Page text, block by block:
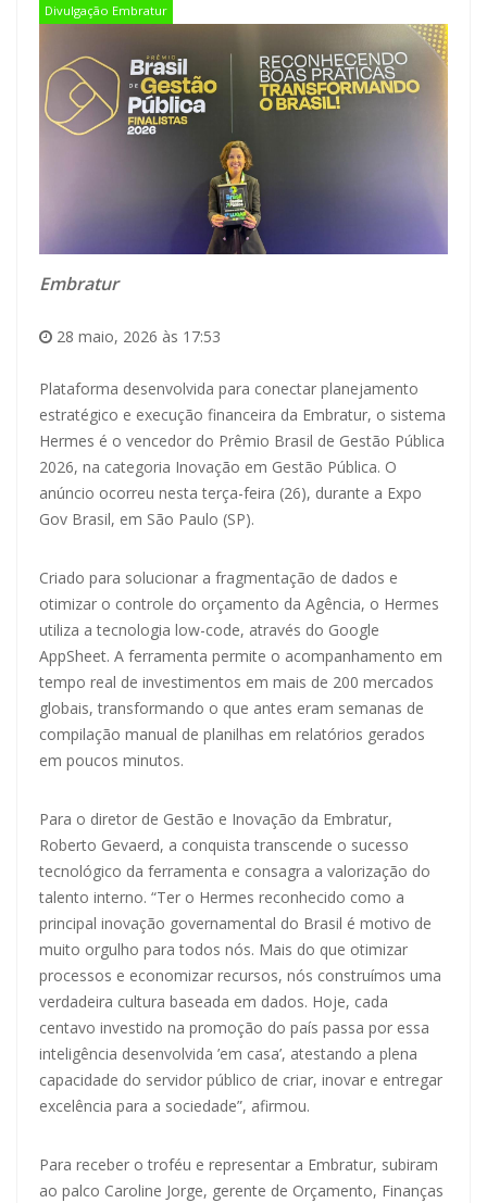
Divulgação Embratur
Embratur
28 maio, 2026 às 17:53
Plataforma desenvolvida para conectar planejamento
estratégico e execução financeira da Embratur, o sistema
Hermes é o vencedor do Prêmio Brasil de Gestão Pública
2026, na categoria Inovação em Gestão Pública. O
anúncio ocorreu nesta terça-feira (26), durante a Expo
Gov Brasil, em São Paulo (SP).
Criado para solucionar a fragmentação de dados e
otimizar o controle do orçamento da Agência, o Hermes
utiliza a tecnologia low-code, através do Google
AppSheet. A ferramenta permite o acompanhamento em
tempo real de investimentos em mais de 200 mercados
globais, transformando o que antes eram semanas de
compilação manual de planilhas em relatórios gerados
em poucos minutos.
Para o diretor de Gestão e Inovação da Embratur,
Roberto Gevaerd, a conquista transcende o sucesso
tecnológico da ferramenta e consagra a valorização do
talento interno. “Ter o Hermes reconhecido como a
principal inovação governamental do Brasil é motivo de
muito orgulho para todos nós. Mais do que otimizar
processos e economizar recursos, nós construímos uma
verdadeira cultura baseada em dados. Hoje, cada
centavo investido na promoção do país passa por essa
inteligência desenvolvida ’em casa’, atestando a plena
capacidade do servidor público de criar, inovar e entregar
excelência para a sociedade”, afirmou.
Para receber o troféu e representar a Embratur, subiram
ao palco Caroline Jorge, gerente de Orçamento, Finanças